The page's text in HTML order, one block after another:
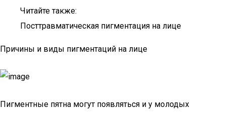
Читайте также:
Посттравматическая пигментация на лице
Причины и виды пигментаций на лице
Пигментные пятна могут появляться и у молодых